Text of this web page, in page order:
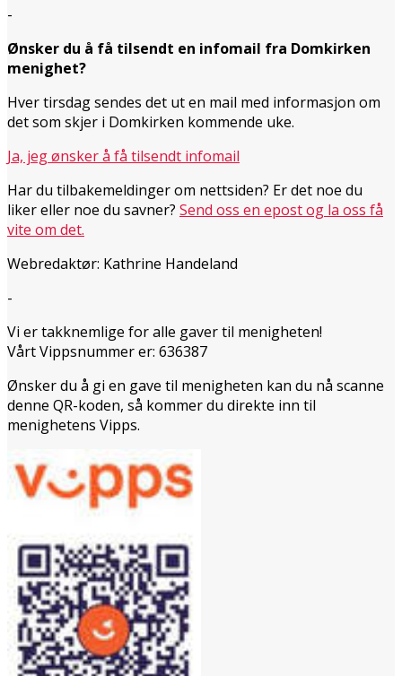
-
Ønsker du å få tilsendt en infomail fra Domkirken
menighet?
Hver tirsdag sendes det ut en mail med informasjon om
det som skjer i Domkirken kommende uke.
Ja, jeg ønsker å få tilsendt infomail
Har du tilbakemeldinger om nettsiden? Er det noe du
liker eller noe du savner? Send oss en epost og la oss få
vite om det.
Webredaktør: Kathrine Handeland
-
Vi er takknemlige for alle gaver til menigheten!
Vårt Vippsnummer er: 636387
Ønsker du å gi en gave til menigheten kan du nå scanne
denne QR-koden, så kommer du direkte inn til
menighetens Vipps.